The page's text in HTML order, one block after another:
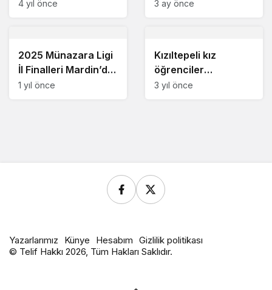
4 yıl önce 3 ay önce
2025 Münazara Ligi
İl Finalleri Mardin’de
Gerçekleştirildi
1 yıl önce
Kızıltepeli kız
öğrenciler
hentbolda bölge
3 yıl önce
Yazarlarımız Künye Hesabım Gizlilik politikası
© Telif Hakkı 2026, Tüm Hakları Saklıdır.